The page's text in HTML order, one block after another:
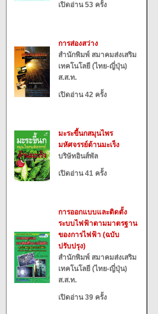
เปิดอ่าน 53 ครั้ง
การส่องสว่าง
สำนักพิมพ์ สมาคมส่งเสริม
เทคโนโลยี (ไทย-ญี่ปุ่น)
ส.ส.ท.
เปิดอ่าน 42 ครั้ง
มะระขี้นกสมุนไพร
มหัศจรรย์ต้านมะเร็ง
บริษัทอินส์พัล
เปิดอ่าน 41 ครั้ง
การออกแบบและติดตั้ง
ระบบไฟฟ้าตามมาตรฐาน
ของการไฟฟ้า (ฉบับ
ปรับปรุง)
สำนักพิมพ์ สมาคมส่งเสริม
เทคโนโลยี (ไทย-ญี่ปุ่น)
ส.ส.ท.
เปิดอ่าน 39 ครั้ง